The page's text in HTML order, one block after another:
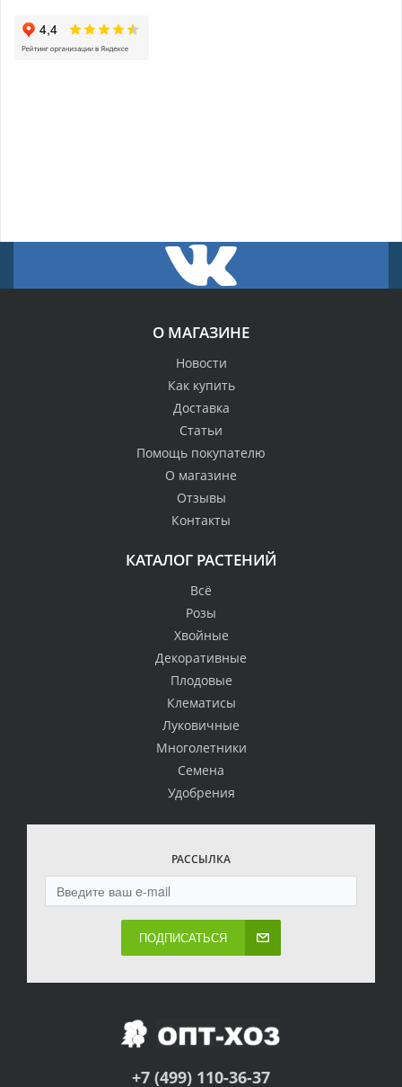
О МАГАЗИНЕ
Новости
Как купить
Доставка
Статьи
Помощь покупателю
О магазине
Отзывы
Контакты
КАТАЛОГ РАСТЕНИЙ
Всё
Розы
Хвойные
Декоративные
Плодовые
Клематисы
Луковичные
Многолетники
Семена
Удобрения
РАССЫЛКА
ПОДПИСАТЬСЯ
+7 (499) 110-36-37